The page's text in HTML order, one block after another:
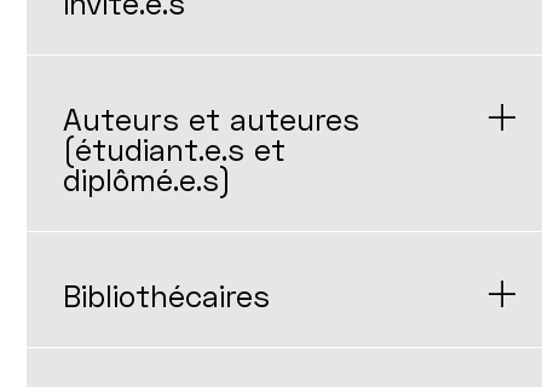
Auteurs et auteures
(étudiant.e.s et
diplômé.e.s)
Bibliothécaires